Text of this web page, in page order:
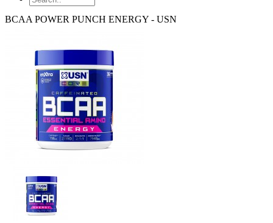
BCAA POWER PUNCH ENERGY - USN